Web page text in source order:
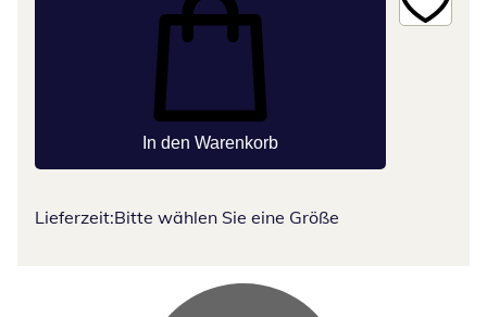
In den Warenkorb
Lieferzeit:Bitte wählen Sie eine Größe